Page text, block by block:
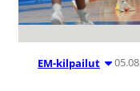
EM-kilpailut